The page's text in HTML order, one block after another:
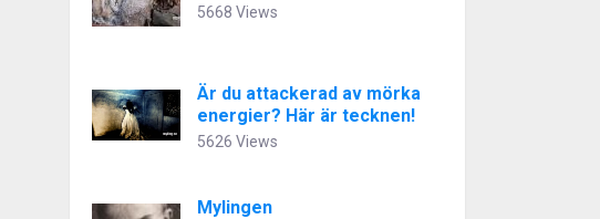
5668 Views
Är du attackerad av mörka
energier? Här är tecknen!
5626 Views
Mylingen